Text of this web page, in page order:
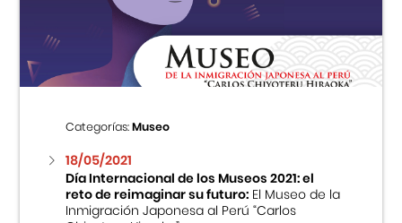
Centro Cultural Peruano Japonés
Cursos
Museo de la Inmigración Japonesa
Fondo Editorial
Teatro Peruano Japonés
Categorías:Museo
18/05/2021
Día Internacional de los Museos 2021: el
reto de reimaginar su futuro:El Museo de la
Inmigración Japonesa al Perú “Carlos